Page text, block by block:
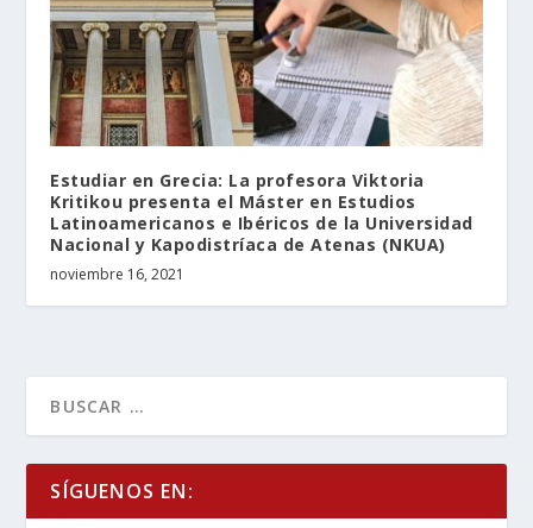
Estudiar en Grecia: La profesora Viktoria
Kritikou presenta el Máster en Estudios
Latinoamericanos e Ibéricos de la Universidad
Nacional y Kapodistríaca de Atenas (NKUA)
noviembre 16, 2021
SÍGUENOS EN: